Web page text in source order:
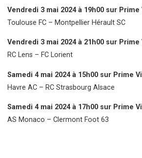
Vendredi 3 mai 2024 à 19h00 sur Prime
Toulouse FC – Montpellier Hérault SC
Vendredi 3 mai 2024 à 21h00 sur Prime
RC Lens – FC Lorient
Samedi 4 mai 2024 à 15h00 sur Prime
Havre AC – RC Strasbourg Alsace
Samedi 4 mai 2024 à 17h00 sur Prime
AS Monaco – Clermont Foot 63